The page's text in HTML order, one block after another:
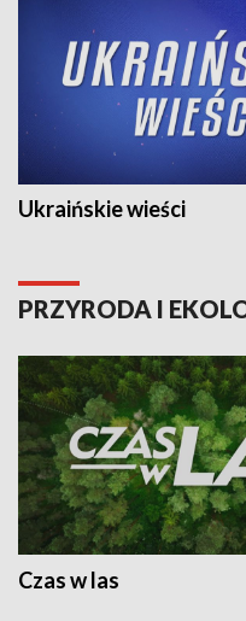
Ukraińskie wieści
PRZYRODA I
Czas w las